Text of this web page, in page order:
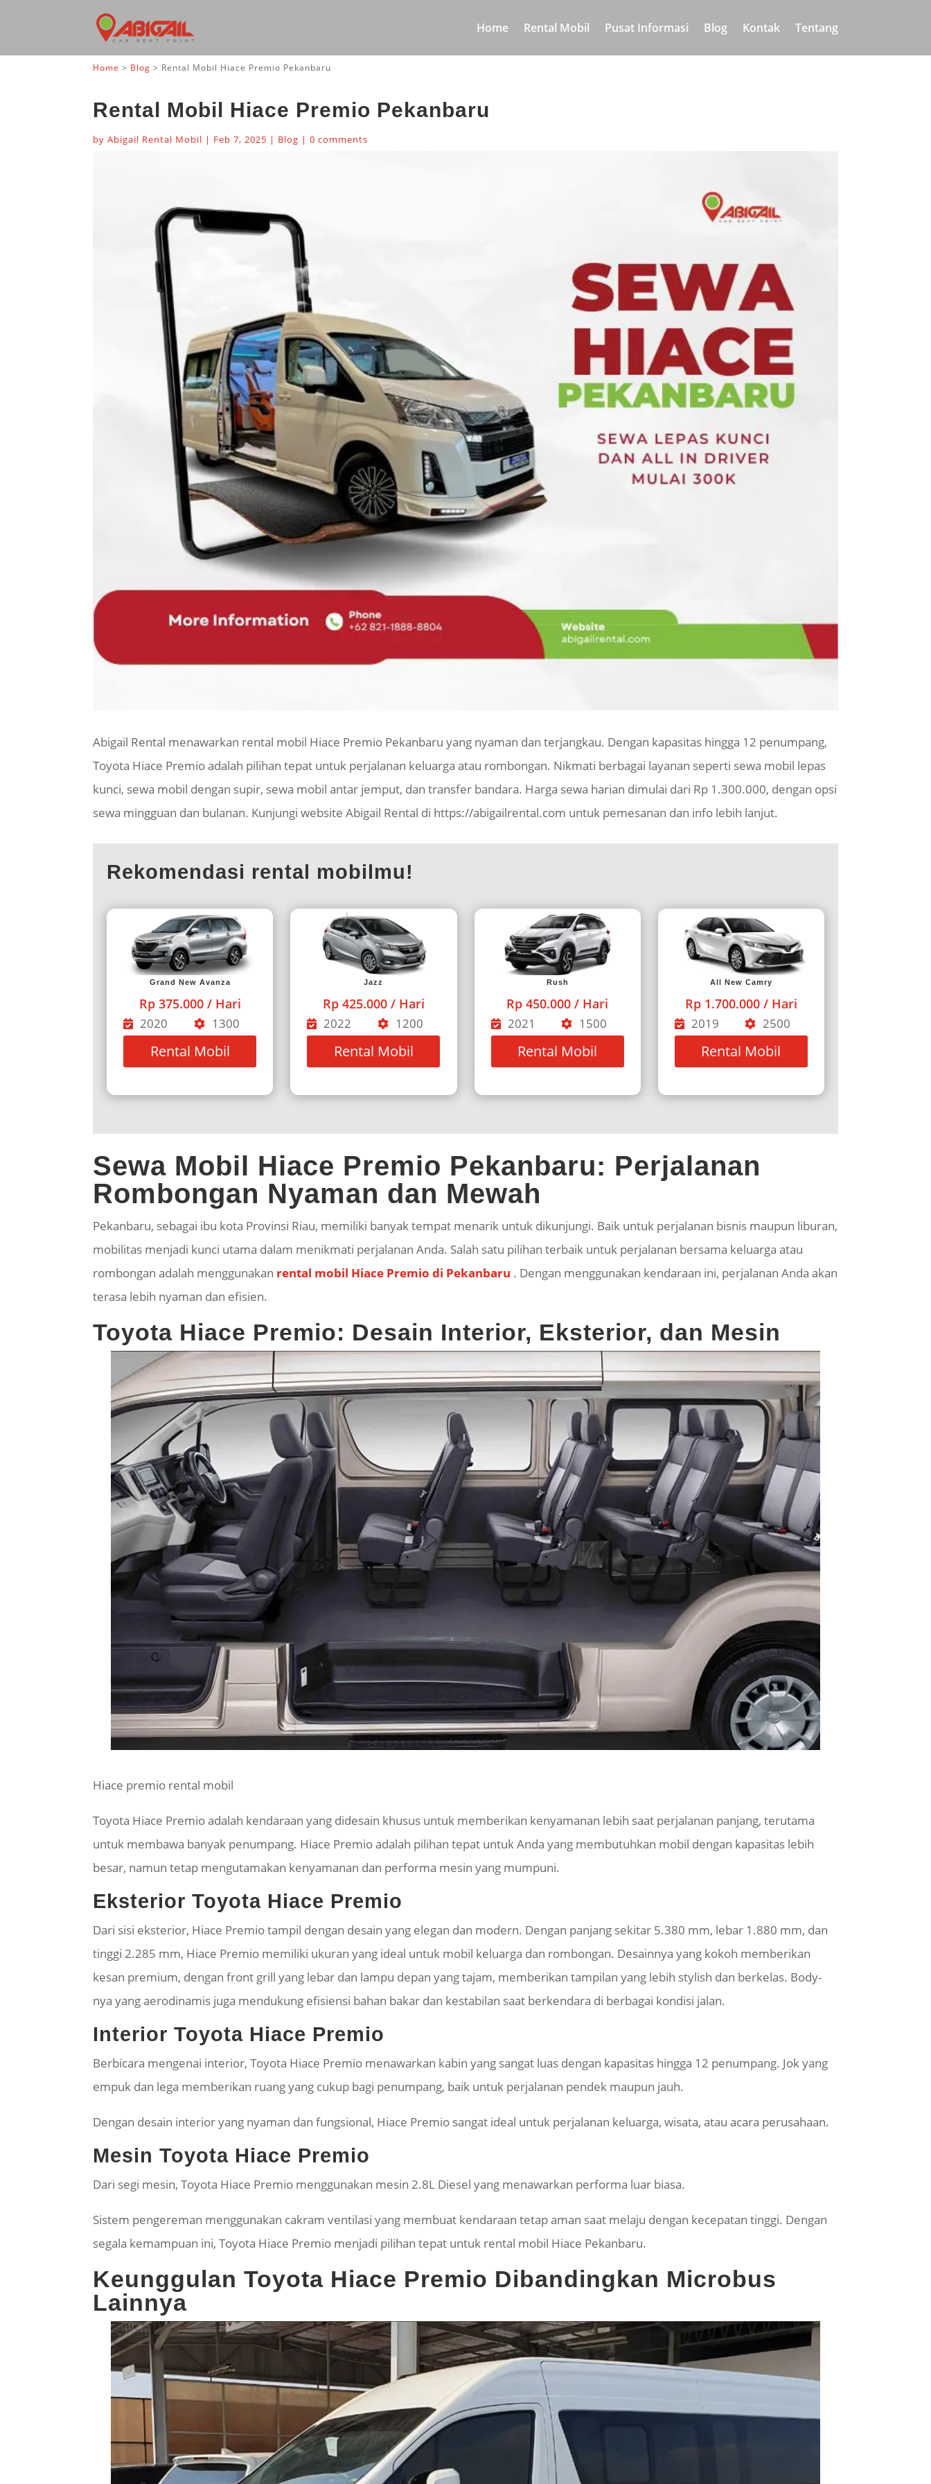
Home Rental Mobil Pusat Informasi Blog Kontak Tentang
Home > Blog > Rental Mobil Hiace Premio Pekanbaru
Rental Mobil Hiace Premio Pekanbaru
byAbigail Rental Mobil | Feb 7, 2025 | Blog |0 comments
Abigail Rental menawarkan rental mobil Hiace Premio Pekanbaru yang nyaman dan terjangkau. Dengan kapasitas hingga 12 penumpang,
Toyota Hiace Premio adalah pilihan tepat untuk perjalanan keluarga atau rombongan. Nikmati berbagai layanan seperti sewa mobil lepas
kunci, sewa mobil dengan supir, sewa mobil antar jemput, dan transfer bandara. Harga sewa harian dimulai dari Rp 1.300.000, dengan opsi
sewa mingguan dan bulanan. Kunjungi website Abigail Rental di https://abigailrental.com untuk pemesanan dan info lebih lanjut.
Rekomendasi rental mobilmu!
Grand New Avanza
Rp 375.000 / Hari
2020 1300
Rental Mobil
Jazz
Rp 425.000 / Hari
2022 1200
Rental Mobil
Rush
Rp 450.000 / Hari
2021 1500
Rental Mobil
All New Camry
Rp 1.700.000 / Hari
2019 2500
Rental Mobil
Sewa Mobil Hiace Premio Pekanbaru: Perjalanan
Rombongan Nyaman dan Mewah
Pekanbaru, sebagai ibu kota Provinsi Riau, memiliki banyak tempat menarik untuk dikunjungi. Baik untuk perjalanan bisnis maupun liburan,
mobilitas menjadi kunci utama dalam menikmati perjalanan Anda. Salah satu pilihan terbaik untuk perjalanan bersama keluarga atau
rombongan adalah menggunakan rental mobil Hiace Premio di Pekanbaru . Dengan menggunakan kendaraan ini, perjalanan Anda akan
terasa lebih nyaman dan efisien.
Toyota Hiace Premio: Desain Interior, Eksterior, dan Mesin
Hiace premio rental mobil
Toyota Hiace Premio adalah kendaraan yang didesain khusus untuk memberikan kenyamanan lebih saat perjalanan panjang, terutama
untuk membawa banyak penumpang. Hiace Premio adalah pilihan tepat untuk Anda yang membutuhkan mobil dengan kapasitas lebih
besar, namun tetap mengutamakan kenyamanan dan performa mesin yang mumpuni.
Eksterior Toyota Hiace Premio
Dari sisi eksterior, Hiace Premio tampil dengan desain yang elegan dan modern. Dengan panjang sekitar 5.380 mm, lebar 1.880 mm, dan
tinggi 2.285 mm, Hiace Premio memiliki ukuran yang ideal untuk mobil keluarga dan rombongan. Desainnya yang kokoh memberikan
kesan premium, dengan front grill yang lebar dan lampu depan yang tajam, memberikan tampilan yang lebih stylish dan berkelas. Body-
nya yang aerodinamis juga mendukung efisiensi bahan bakar dan kestabilan saat berkendara di berbagai kondisi jalan.
Interior Toyota Hiace Premio
Berbicara mengenai interior, Toyota Hiace Premio menawarkan kabin yang sangat luas dengan kapasitas hingga 12 penumpang. Jok yang
empuk dan lega memberikan ruang yang cukup bagi penumpang, baik untuk perjalanan pendek maupun jauh.
Dengan desain interior yang nyaman dan fungsional, Hiace Premio sangat ideal untuk perjalanan keluarga, wisata, atau acara perusahaan.
Mesin Toyota Hiace Premio
Dari segi mesin, Toyota Hiace Premio menggunakan mesin 2.8L Diesel yang menawarkan performa luar biasa.
Sistem pengereman menggunakan cakram ventilasi yang membuat kendaraan tetap aman saat melaju dengan kecepatan tinggi. Dengan
segala kemampuan ini, Toyota Hiace Premio menjadi pilihan tepat untuk rental mobil Hiace Pekanbaru.
Keunggulan Toyota Hiace Premio Dibandingkan Microbus
Lainnya